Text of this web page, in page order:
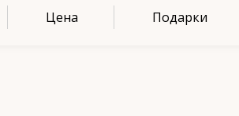
Цена Подарки